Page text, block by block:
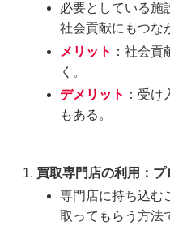
必要としている施
社会貢献にもつな
メリット ：社会
く。
デメリット ：受
もある。
買取専門店の利用：
専門店に持ち込む
取ってもらう方法